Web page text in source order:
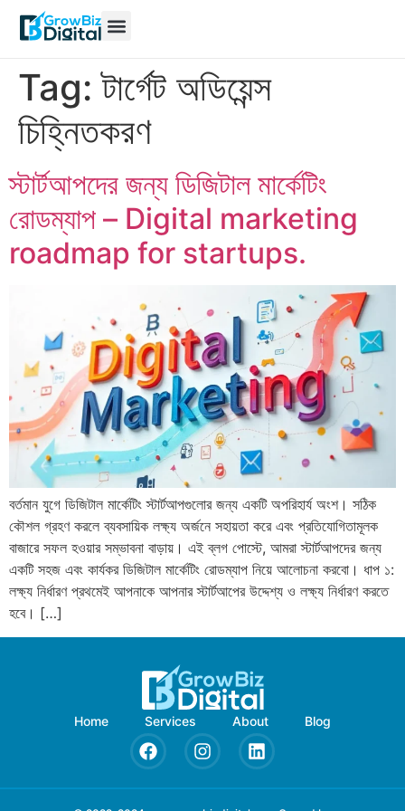
Tag:টার্গেট অডিয়েন্স
চিহ্নিতকরণ
স্টার্টআপদের জন্য ডিজিটাল মার্কেটিং
রোডম্যাপ – Digital marketing
roadmap for startups.
বর্তমান যুগে ডিজিটাল মার্কেটিং স্টার্টআপগুলোর জন্য একটি অপরিহার্য অংশ। সঠিক
কৌশল গ্রহণ করলে ব্যবসায়িক লক্ষ্য অর্জনে সহায়তা করে এবং প্রতিযোগিতামূলক
বাজারে সফল হওয়ার সম্ভাবনা বাড়ায়। এই ব্লগ পোস্টে, আমরা স্টার্টআপদের জন্য
একটি সহজ এবং কার্যকর ডিজিটাল মার্কেটিং রোডম্যাপ নিয়ে আলোচনা করবো। ধাপ ১:
লক্ষ্য নির্ধারণ প্রথমেই আপনাকে আপনার স্টার্টআপের উদ্দেশ্য ও লক্ষ্য নির্ধারণ করতে
হবে। […]
Home Services About Blog